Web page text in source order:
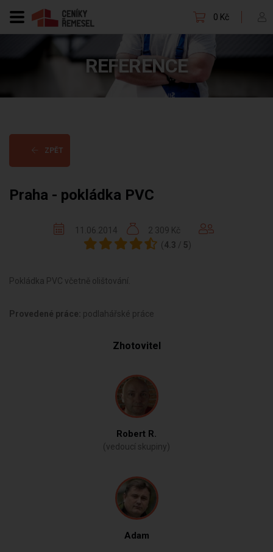
0 Kč
REFERENCE
ZPĚT
Praha - pokládka PVC
11.06.2014
2 309 Kč
( 4.3 / 5)
Pokládka PVC včetně olištování.
Provedené práce: podlahářské práce
Zhotovitel
Robert R.
(vedoucí skupiny)
Adam